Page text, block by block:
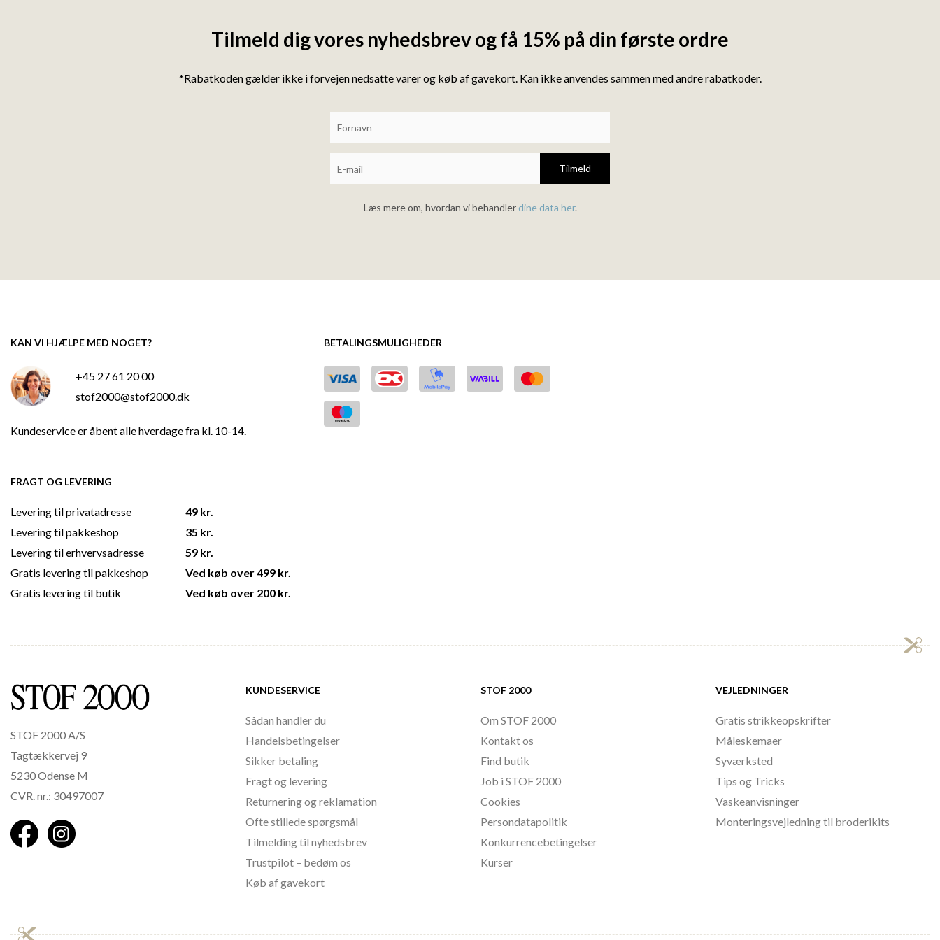
Tilmeld dig vores nyhedsbrev og få 15% på din første ordre
*Rabatkoden gælder ikke i forvejen nedsatte varer og køb af gavekort. Kan ikke anvendes sammen med andre rabatkoder.
Tilmeld
Læs mere om, hvordan vi behandlerdine data her.
KAN VI HJÆLPE MED NOGET?
+45 27 61 20 00
stof2000@stof2000.dk
Kundeservice er åbent alle hverdage fra kl. 10-14.
BETALINGSMULIGHEDER
FRAGT OG LEVERING
Levering til privatadresse
Levering til pakkeshop
Levering til erhvervsadresse
Gratis levering til pakkeshop
Gratis levering til butik
49 kr.
35 kr.
59 kr.
Ved køb over 499 kr.
Ved køb over 200 kr.
STOF 2000 A/S
Tagtækkervej 9
5230 Odense M
CVR. nr.: 30497007
KUNDESERVICE
Sådan handler du
Handelsbetingelser
Sikker betaling
Fragt og levering
Returnering og reklamation
Ofte stillede spørgsmål
Tilmelding til nyhedsbrev
Trustpilot – bedøm os
Køb af gavekort
STOF 2000
Om STOF 2000
Kontakt os
Find butik
Job i STOF 2000
Cookies
Persondatapolitik
Konkurrencebetingelser
Kurser
VEJLEDNINGER
Gratis strikkeopskrifter
Måleskemaer
Syværksted
Tips og Tricks
Vaskeanvisninger
Monteringsvejledning til broderikits